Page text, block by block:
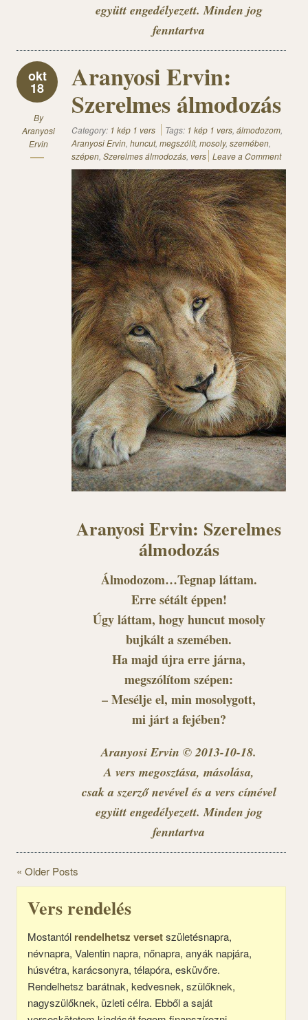
együtt engedélyezett. Minden jog
fenntartva
okt
18
By
Aranyosi
Ervin
Aranyosi Ervin:
Szerelmes álmodozás
Category: 1 kép 1 vers Tags: 1 kép 1 vers, álmodozom,
Aranyosi Ervin, huncut, megszólít, mosoly, szemében,
szépen, Szerelmes álmodozás, vers Leave a Comment
Aranyosi Ervin: Szerelmes
álmodozás
Álmodozom…Tegnap láttam.
Erre sétált éppen!
Úgy láttam, hogy huncut mosoly
bujkált a szemében.
Ha majd újra erre járna,
megszólítom szépen:
– Mesélje el, min mosolygott,
mi járt a fejében?
Aranyosi Ervin © 2013-10-18.
A vers megosztása, másolása,
csak a szerző nevével és a vers címével
együtt engedélyezett. Minden jog
fenntartva
« Older Posts
Vers rendelés
Mostantól rendelhetsz versetszületésnapra,
névnapra, Valentin napra, nőnapra, anyák napjára,
húsvétra, karácsonyra, télapóra, esküvőre.
Rendelhetsz barátnak, kedvesnek, szülőknek,
nagyszülőknek, üzleti célra. Ebből a saját